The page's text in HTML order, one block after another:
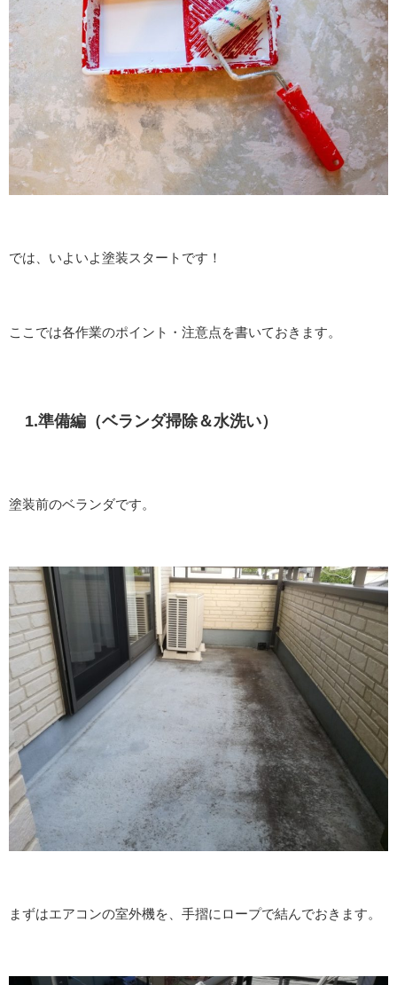
では、いよいよ塗装スタートです！
ここでは各作業のポイント・注意点を書いておきます。
1.準備編（ベランダ掃除＆水洗い）
塗装前のベランダです。
まずはエアコンの室外機を、手摺にロープで結んでおきます。